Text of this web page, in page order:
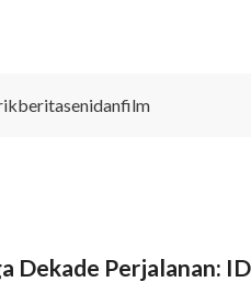
Dekade Perjalanan: